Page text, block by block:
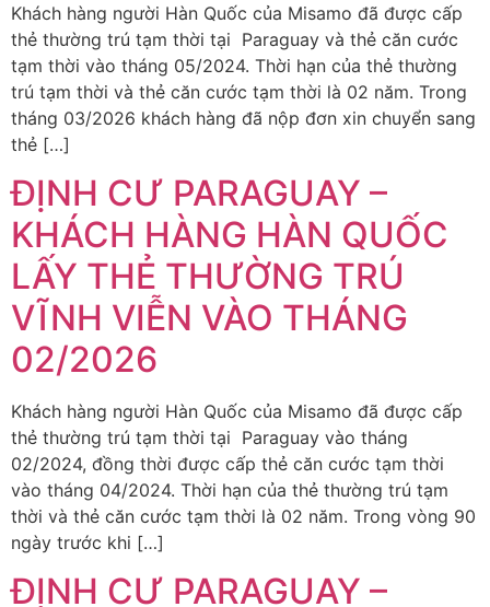
Khách hàng người Hàn Quốc của Misamo đã được cấp
thẻ thường trú tạm thời tại Paraguay và thẻ căn cước
tạm thời vào tháng 05/2024. Thời hạn của thẻ thường
trú tạm thời và thẻ căn cước tạm thời là 02 năm. Trong
tháng 03/2026 khách hàng đã nộp đơn xin chuyển sang
thẻ […]
ĐỊNH CƯ PARAGUAY –
KHÁCH HÀNG HÀN QUỐC
LẤY THẺ THƯỜNG TRÚ
VĨNH VIỄN VÀO THÁNG
02/2026
Khách hàng người Hàn Quốc của Misamo đã được cấp
thẻ thường trú tạm thời tại Paraguay vào tháng
02/2024, đồng thời được cấp thẻ căn cước tạm thời
vào tháng 04/2024. Thời hạn của thẻ thường trú tạm
thời và thẻ căn cước tạm thời là 02 năm. Trong vòng 90
ngày trước khi […]
ĐỊNH CƯ PARAGUAY –